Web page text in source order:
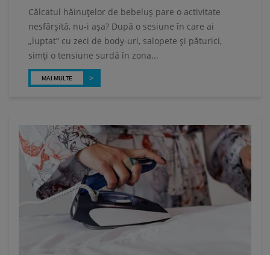
Călcatul hăinuțelor de bebeluș pare o activitate
nesfârșită, nu-i așa? După o sesiune în care ai
„luptat” cu zeci de body-uri, salopete și păturici,
simți o tensiune surdă în zona...
MAI MULTE